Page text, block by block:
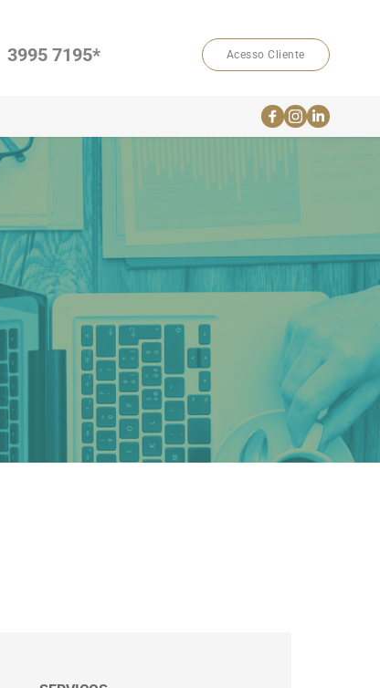
3995 7195* Acesso Cliente